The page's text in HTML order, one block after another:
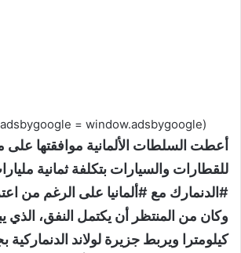
(adsbygoogle = window.adsbygoogle || []).push({});
أعطت السلطات الألمانية موافقتها
للقطارات والسيارات بتكلفة ثمانية
#الدنمارك مع #ألمانيا على الرغم من
كيلومترا ويربط جزيرة لولاند الدنماركية